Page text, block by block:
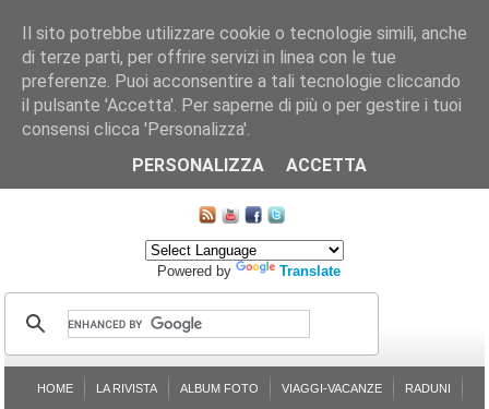
CHI SIAMO LE SEZIONI ASSICURGRANDA
ISCRIZIONE L'AVVOCATO RISPONDE SONDAGGI
Powered by Translate
HOME LA RIVISTA ALBUM FOTO VIAGGI-VACANZE RADUNI
Il sito potrebbe utilizzare cookie o tecnologie simili, anche
di terze parti, per offrire servizi in linea con le tue
preferenze. Puoi acconsentire a tali tecnologie cliccando
il pulsante 'Accetta'. Per saperne di più o per gestire i tuoi
consensi clicca 'Personalizza'.
PERSONALIZZA
ACCETTA